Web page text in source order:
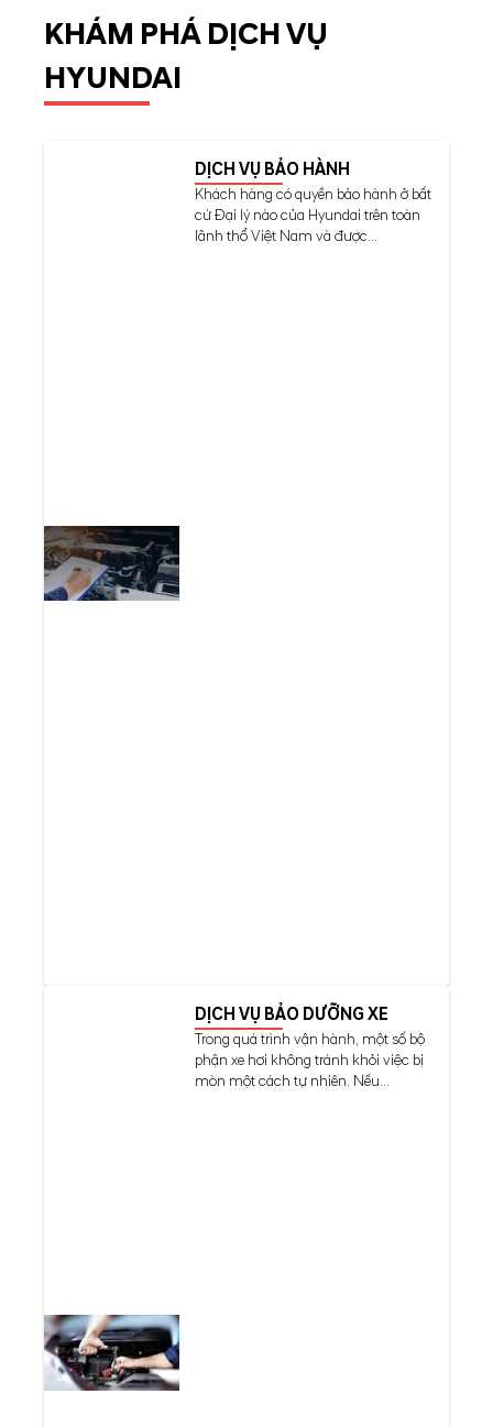
KHÁM PHÁ DỊCH VỤ
HYUNDAI
DỊCH VỤ BẢO HÀNH
Khách hàng có quyền bảo hành ở bất
cứ Đại lý nào của Hyundai trên toàn
lãnh thổ Việt Nam và được...
DỊCH VỤ BẢO DƯỠNG XE
Trong quá trình vận hành, một số bộ
phận xe hơi không tránh khỏi việc bị
mòn một cách tự nhiên. Nếu...